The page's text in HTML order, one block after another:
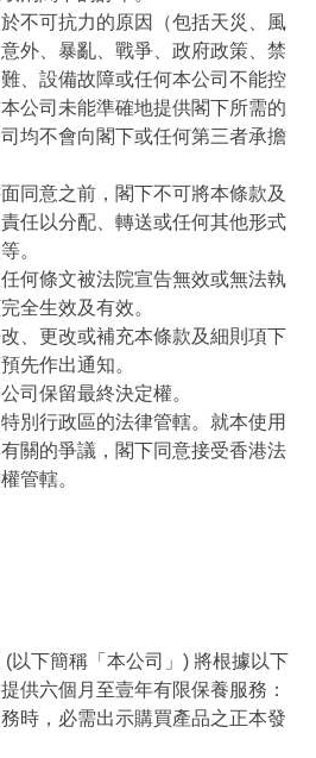
不可抗力的原因（包括天災、風
外、暴亂、戰爭、政府政策、禁
、設備故障或任何本公司不能控
公司未能準確地提供閣下所需的
均不會向閣下或任何第三者承擔
同意之前，閣下不可將本條款及
任以分配、轉送或任何其他形式
。
何條文被法院宣告無效或無法執
全生效及有效。
、更改或補充本條款及細則項下
先作出通知。
司保留最終決定權。
別行政區的法律管轄。就本使用
關的爭議，閣下同意接受香港法
管轄。
以下簡稱「本公司」) 將根據以下
供六個月至壹年有限保養服務：
時，必需出示購買產品之正本發